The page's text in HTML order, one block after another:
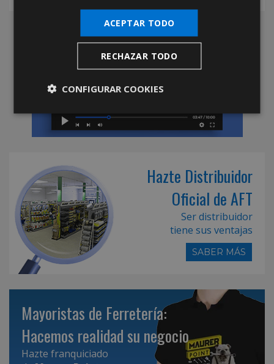
Hazte Distribuidor
Oficial de AFT
Ser distribuidor
tiene sus ventajas
SABER MÁS
Mayoristas de Ferretería:
Hacemos realidad su negocio
Hazte franquiciado
ACEPTAR TODO
RECHAZAR TODO
CONFIGURAR COOKIES